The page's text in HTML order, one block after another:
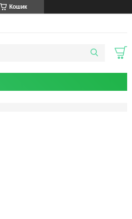
Кошик